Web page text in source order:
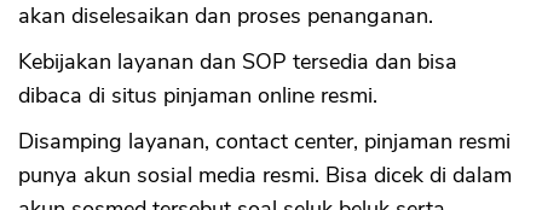
akan diselesaikan dan proses penanganan.
Kebijakan layanan dan SOP tersedia dan bisa
dibaca di situs pinjaman online resmi.
Disamping layanan, contact center, pinjaman resmi
punya akun sosial media resmi. Bisa dicek di dalam